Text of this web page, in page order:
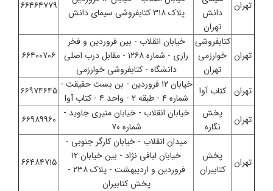
تهران
دانش
تهران
پلاک ۳۱۸ کتابفروشی سیمای دانش
۶۶۴۶۴۷۷۹
تهران
کتابفروشی
خوارزمی
تهران
خیابان انقلاب - بین فروردین و فخر
رازی - شماره ۱۲۶۸ - مقابل درب اصلی
دانشگاه - کتابفروشی خوارزمی
۶۶۴۰۰۷۰۶
تهران کتاب آوا
خیابان ۱۲ فروردین - بن بست حقیقت -
شماره ۴ - طبقه ۲ - واحد ۴ - کتاب آوا
۶۶۹۷۴۶۴۵
تهران
پخش
نگاره
خیابان انقلاب - خیابان منیری جاوید -
شماره ۷۰
۶۶۹۸۹۹۶۰
تهران
پخش
کتابیران
میدان انقلاب - خیابان کارگر جنوبی -
خیابان لبافی نژاد - بین خیابان ۱۲
فروردین و اردیبهشت - پلاک ۲۳۸ -
پخش کتابیران
۶۶۴۸۴۷۱۵